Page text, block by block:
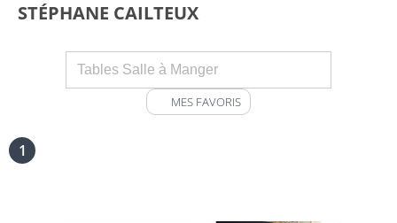
STÉPHANE CAILTEUX
MES FAVORIS
1